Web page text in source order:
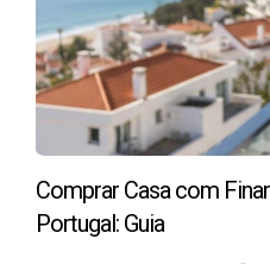
conclusão do crédito
anos. Isso significa que a
empréstimo, não pode
exemplo, se tiver 60 anos, o
será de 15 anos. Essa regra
considerar, pois pode afetar
o montante que o banco está
Comprar Casa com
Portugal: Guia